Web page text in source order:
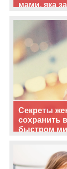
мами, яка
Секреты
сохранить
быстром